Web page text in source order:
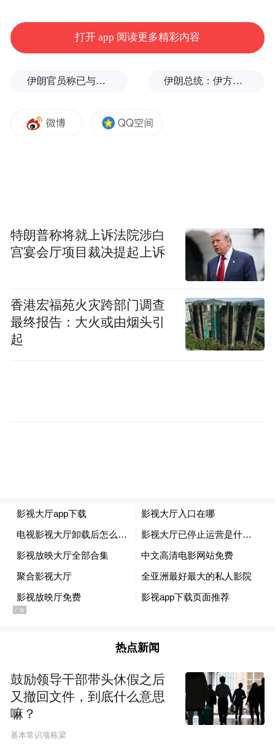
据分析、人工智能、大模型等新兴技术赋能
热线运营，助力市域基层治理提质增效。行
线标准化试点项目涵盖系统升级建设、大厅
中，我们希望能够通过数字化技术让政务服
项目前期，郝芳芳协同解决方案经理充分调
研热线运营现状，围绕“接、派、访、报”等
线的接通率逐步提升，真正推进群众的诉求
能够“打得进来”，不断提高人民群众生活满
意度。 “热线运营和标准化试点建设不仅仅是
张家口电信承建的一个项目，更是服务张家
口市民、推动基层治理的重要窗口和桥梁！”
郝芳芳说，“带着这份自豪感，未来，我将继
发展贡献一份自己的力量。”
“特别声明：以上作品内容(包括在内的视频、图片或音
频)为凤凰网旗下自媒体平台“大风号”用户上传并发
布，本平台仅提供信息存储空间服务。
Notice: The content above (including the videos,
打开 app 阅读更多精彩内容
伊朗官员称已与阿曼就霍尔木兹海峡通行问题明确总体框架 伊朗总统：伊方未在涉谅解备忘录的谈判中作任何让步
特朗普称将就上诉法院涉白
宫宴会厅项目裁决提起上诉
香港宏福苑火灾跨部门调查
最终报告：大火或由烟头引
起
热点新闻
鼓励领导干部带头休假之后
又撤回文件，到底什么意思
嘛？
基本常识项栋梁